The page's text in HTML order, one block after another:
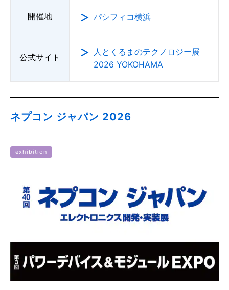
開催地 パシフィコ横浜
公式サイト
人とくるまのテクノロジー展
2026 YOKOHAMA
ネプコン ジャパン 2026
exhibition